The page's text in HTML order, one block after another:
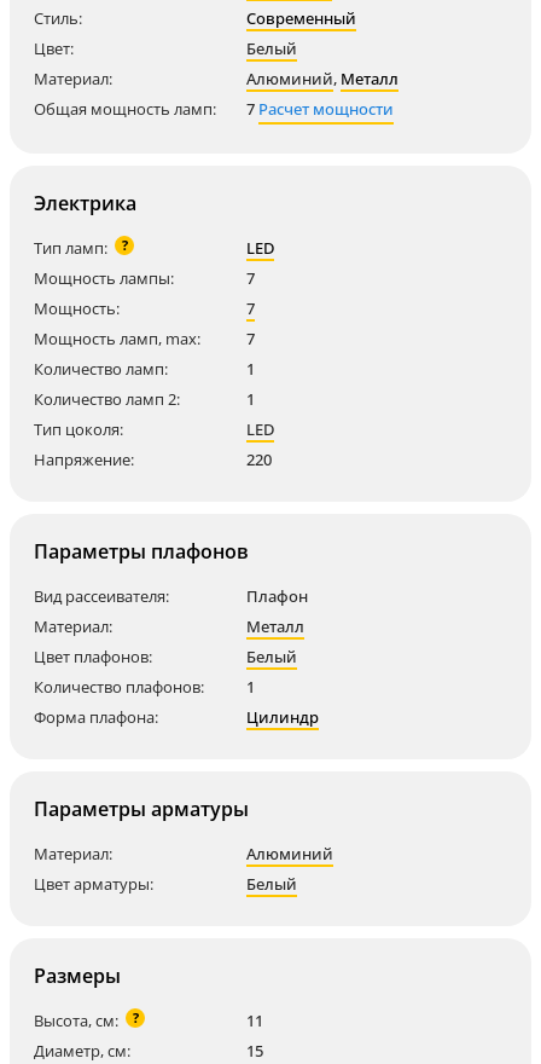
Стиль:
Современный
Цвет:
Белый
Материал:
Алюминий, Металл
Общая мощность ламп:
7 Расчет мощности
Электрика
Тип ламп: ?
LED
Мощность лампы:
7
Мощность:
7
Мощность ламп, max:
7
Количество ламп:
1
Количество ламп 2:
1
Тип цоколя:
LED
Напряжение:
220
Параметры плафонов
Вид рассеивателя:
Плафон
Материал:
Металл
Цвет плафонов:
Белый
Количество плафонов:
1
Форма плафона:
Цилиндр
Параметры арматуры
Материал:
Алюминий
Цвет арматуры:
Белый
Размеры
Высота, см: ?
11
Диаметр, см:
15